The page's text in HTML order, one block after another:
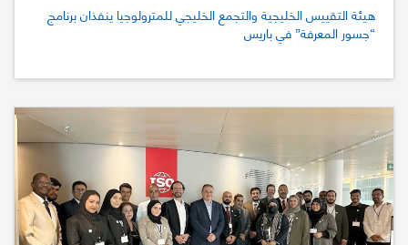
هيئة التقييس الخليجية والتجمع الخليجي للمترولوجيا ينفذان برنامج
“جسور المعرفة” في باريس